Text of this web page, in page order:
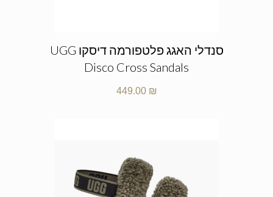
סנדלי האגג פלטפורמה דיסקו UGG
Disco Cross Sandals
449.00 ₪